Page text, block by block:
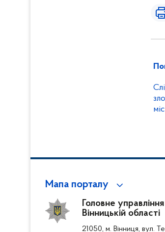
Мапа порталу
Головне
Вінницькій області
21050, м. Вінниця, вул.